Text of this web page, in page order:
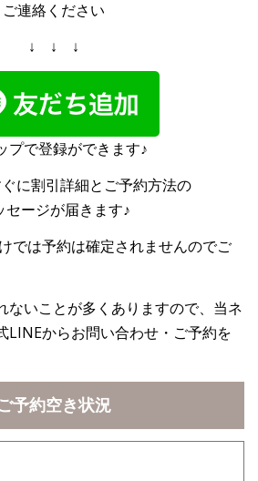
ご連絡ください
↓ ↓ ↓
プで登録ができます♪
に割引詳細とご予約方法の
セージが届きます♪
では予約は確定されませんのでご
ないことが多くありますので、当ネ
LINEからお問い合わせ・ご予約を
予約空き状況